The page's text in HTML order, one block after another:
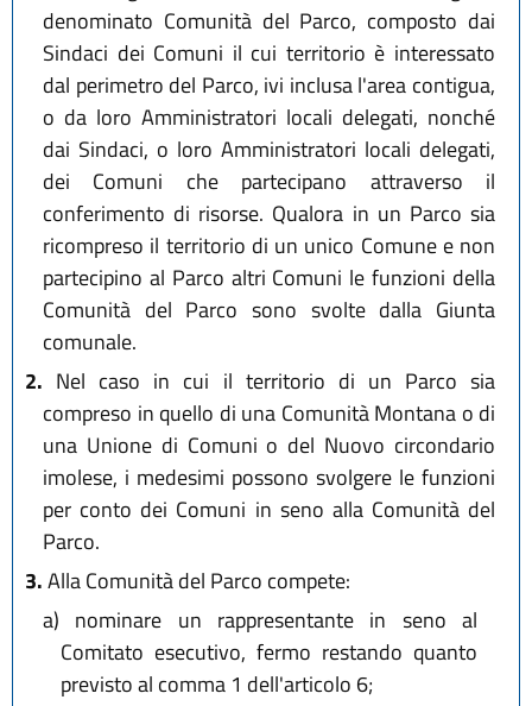
denominato Comunità del Parco, composto dai
Sindaci dei Comuni il cui territorio è interessato
dal perimetro del Parco, ivi inclusa l'area contigua,
o da loro Amministratori locali delegati, nonché
dai Sindaci, o loro Amministratori locali delegati,
dei Comuni che partecipano attraverso il
conferimento di risorse. Qualora in un Parco sia
ricompreso il territorio di un unico Comune e non
partecipino al Parco altri Comuni le funzioni della
Comunità del Parco sono svolte dalla Giunta
comunale.
2. Nel caso in cui il territorio di un Parco sia
compreso in quello di una Comunità Montana o di
una Unione di Comuni o del Nuovo circondario
imolese, i medesimi possono svolgere le funzioni
per conto dei Comuni in seno alla Comunità del
Parco.
3.Alla Comunità del Parco compete:
a) nominare un rappresentante in seno al
Comitato esecutivo, fermo restando quanto
previsto al comma 1 dell'articolo 6;